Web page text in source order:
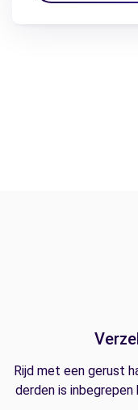
Rijd met een gerust
derden is